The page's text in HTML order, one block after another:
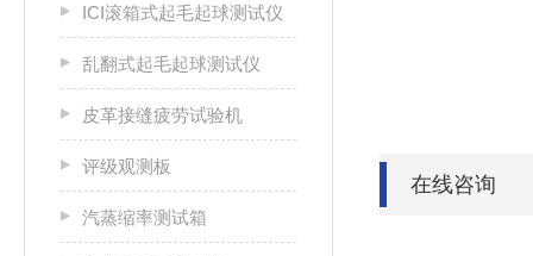
ICI滚箱式起毛起球测试仪
乱翻式起毛起球测试仪
皮革接缝疲劳试验机
评级观测板
汽蒸缩率测试箱
在线咨询